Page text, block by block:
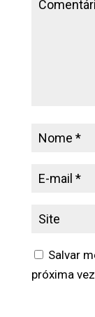
Salvar
próxima